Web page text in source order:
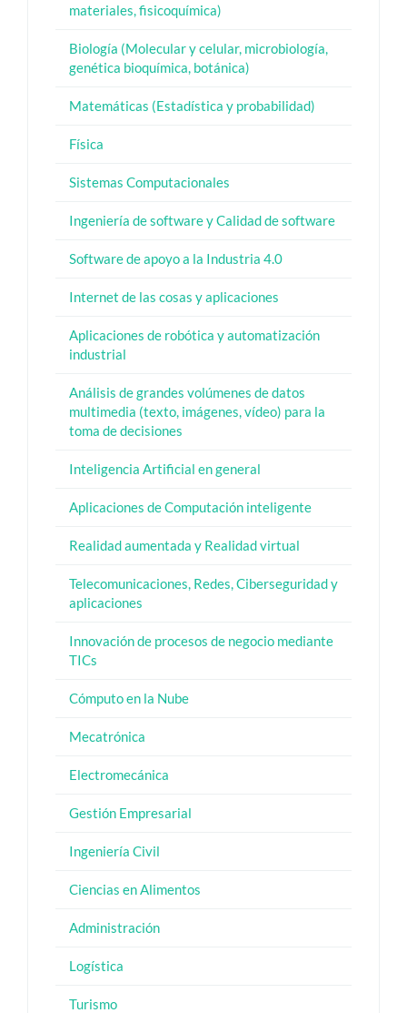
materiales, fisicoquímica)
Biología (Molecular y celular, microbiología,
genética bioquímica, botánica)
Matemáticas (Estadística y probabilidad)
Física
Sistemas Computacionales
Ingeniería de software y Calidad de software
Software de apoyo a la Industria 4.0
Internet de las cosas y aplicaciones
Aplicaciones de robótica y automatización
industrial
Análisis de grandes volúmenes de datos
multimedia (texto, imágenes, vídeo) para la
toma de decisiones
Inteligencia Artificial en general
Aplicaciones de Computación inteligente
Realidad aumentada y Realidad virtual
Telecomunicaciones, Redes, Ciberseguridad y
aplicaciones
Innovación de procesos de negocio mediante
TICs
Cómputo en la Nube
Mecatrónica
Electromecánica
Gestión Empresarial
Ingeniería Civil
Ciencias en Alimentos
Administración
Logística
Turismo